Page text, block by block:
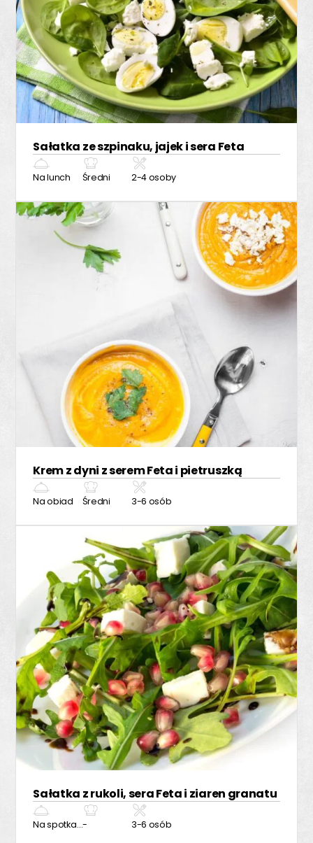
Sałatka ze szpinaku, jajek i sera Feta
Na lunch Średni 2-4 osoby
Krem z dyni z serem Feta i pietruszką
Na obiad Średni 3-6 osób
Sałatka z rukoli, sera Feta i ziaren granatu
Na spotkanie z przyjaciółmi- 3-6 osób